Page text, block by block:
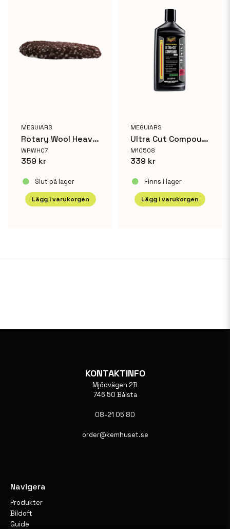
MEGUIARS
Rotary Wool Heavy Cutting Pad 7"
WRWHC7
359 kr
Slut på lager
Lägg i varukorgen
MEGUIARS
Ultra Cut Compound 237 ml
M10508
339 kr
Finns i lager
Lägg i varukorgen
Navigera
Produkter
Bildoft
Guide
KONTAKTINFO
Mjödvägen 2B
746 50 Bålsta
08-21 05 80
order@kemhuset.se